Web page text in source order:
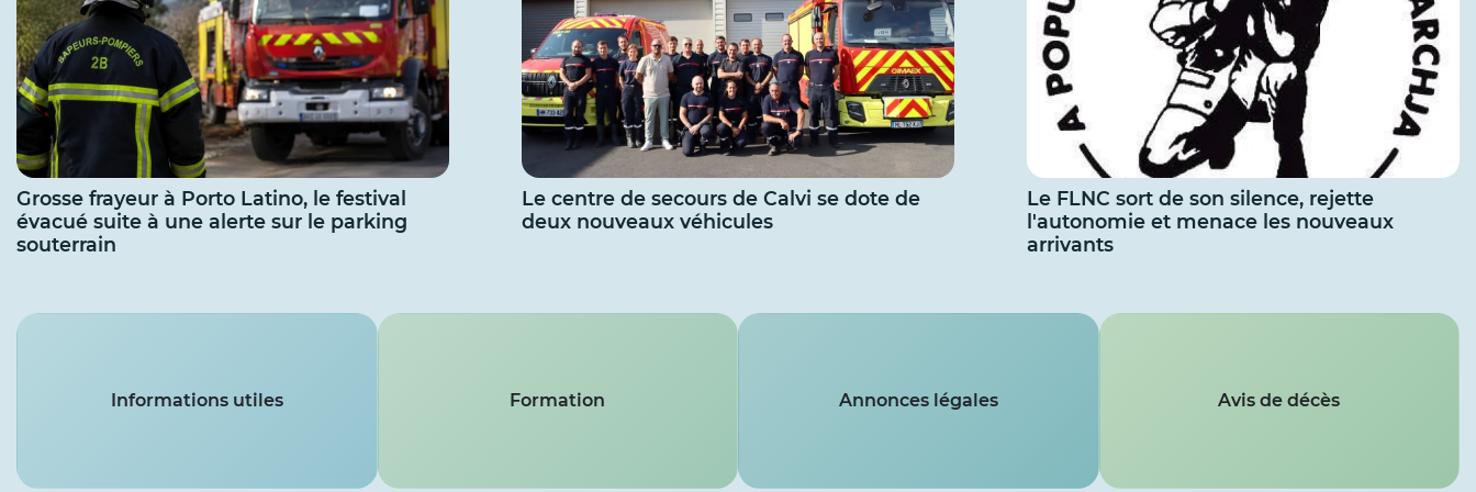
Grosse frayeur à Porto Latino, le festival
évacué suite à une alerte sur le parking
souterrain
Le centre de secours de Calvi se dote de
deux nouveaux véhicules
Le FLNC sort de son silence, rejette
l'autonomie et menace les nouveaux
arrivants
Services
Informations utiles Formation Annonces légales Avis de décès